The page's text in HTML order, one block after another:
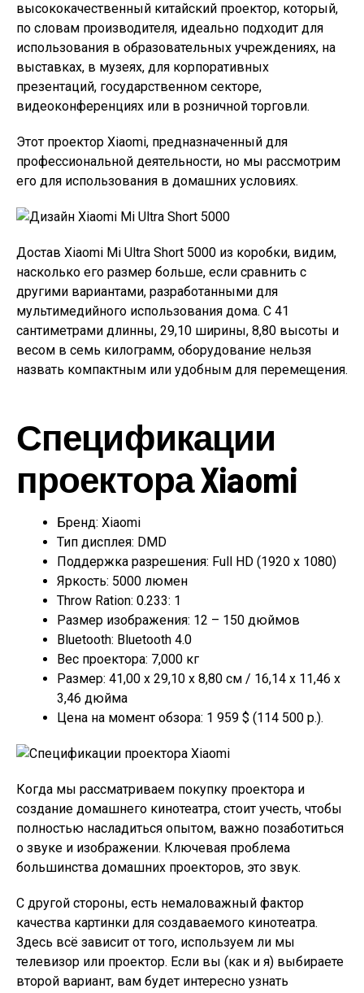
высококачественный китайский проектор, который,
по словам производителя, идеально подходит для
использования в образовательных учреждениях, на
выставках, в музеях, для корпоративных
презентаций, государственном секторе,
видеоконференциях или в розничной торговли.
Этот проектор Xiaomi, предназначенный для
профессиональной деятельности, но мы рассмотрим
его для использования в домашних условиях.
Достав Xiaomi Mi Ultra Short 5000 из коробки, видим,
насколько его размер больше, если сравнить с
другими вариантами, разработанными для
мультимедийного использования дома. С 41
сантиметрами длинны, 29,10 ширины, 8,80 высоты и
весом в семь килограмм, оборудование нельзя
назвать компактным или удобным для перемещения.
Спецификации
проектора Xiaomi
Бренд: Xiaomi
Тип дисплея: DMD
Поддержка разрешения: Full HD (1920 x 1080)
Яркость: 5000 люмен
Throw Ration: 0.233: 1
Размер изображения: 12 – 150 дюймов
Bluetooth: Bluetooth 4.0
Вес проектора: 7,000 кг
Размер: 41,00 х 29,10 х 8,80 см / 16,14 х 11,46 х
3,46 дюйма
Цена на момент обзора: 1 959 $ (114 500 р.).
Когда мы рассматриваем покупку проектора и
создание домашнего кинотеатра, стоит учесть, чтобы
полностью насладиться опытом, важно позаботиться
о звуке и изображении. Ключевая проблема
большинства домашних проекторов, это звук.
С другой стороны, есть немаловажный фактор
качества картинки для создаваемого кинотеатра.
Здесь всё зависит от того, используем ли мы
телевизор или проектор. Если вы (как и я) выбираете
второй вариант, вам будет интересно узнать